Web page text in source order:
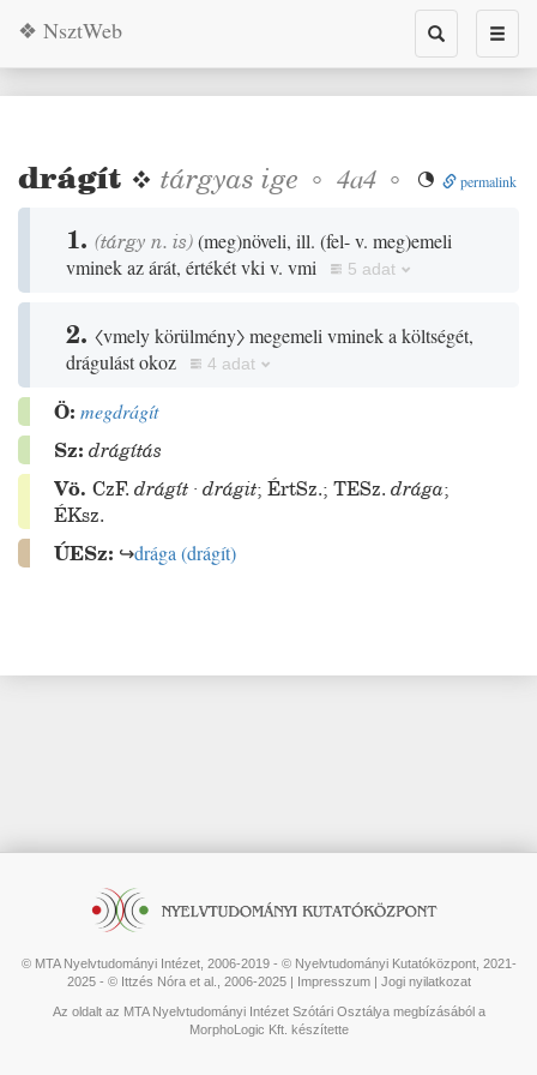
Toggle
search
❖ NsztWeb
drágít ❖ tárgyas ige ◦ 4a4 ◦  permalink
1. (tárgy n. is)(meg)növeli, ill. (fel- v. meg)emeli
vminek az árát, értékét vki v. vmi
5 adat
2. 〈vmely körülmény〉megemeli vminek a költségét,
drágulást okoz
4 adat
Ö: megdrágít
Sz: drágítás
Vö. CzF. drágít · drágit; ÉrtSz.; TESz. drága;
ÉKsz.
ÚESz: ↪drága (drágít)
© MTA Nyelvtudományi Intézet, 2006-2019 - © Nyelvtudományi Kutatóközpont, 2021-
2025 - © Ittzés Nóra et al., 2006-2025 | Impresszum| Jogi nyilatkozat
Az oldalt az MTA Nyelvtudományi Intézet Szótári Osztálya megbízásából a
MorphoLogic Kft. készítette